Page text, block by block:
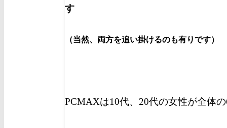
す
（当然、両方を追い掛けるのも有りです）
PCMAXは10代、20代の女性が全体